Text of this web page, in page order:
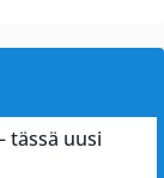
tässä uusi